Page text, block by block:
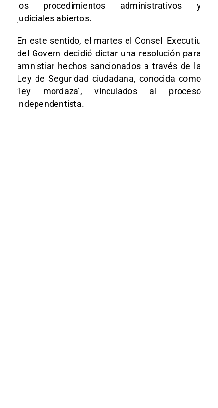
los procedimientos administrativos y
judiciales abiertos.
En este sentido, el martes el Consell Executiu
del Govern decidió dictar una resolución para
amnistiar hechos sancionados a través de la
Ley de Seguridad ciudadana, conocida como
‘ley mordaza’, vinculados al proceso
independentista.